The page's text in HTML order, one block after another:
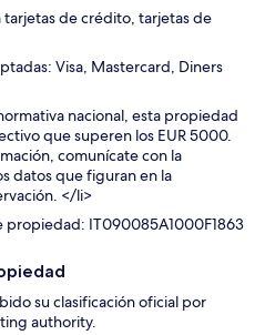
de crédito, tarjetas de
Visa, Mastercard, Diners
nacional, esta propiedad
que superen los EUR 5000.
comunícate con la
datos que figuran en la
</li>
IT090085A1000F1863
su clasificación oficial por
authority.